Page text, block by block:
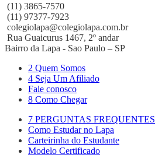
(11) 3865-7570
(11) 97377-7923
colegiolapa@colegiolapa.com.br
Rua Guaicurus 1467, 2º andar
Bairro da Lapa - Sao Paulo – SP
2 Quem Somos
4 Seja Um Afiliado
Fale conosco
8 Como Chegar
7 PERGUNTAS FREQUENTES
Como Estudar no Lapa
Carteirinha do Estudante
Modelo Certificado